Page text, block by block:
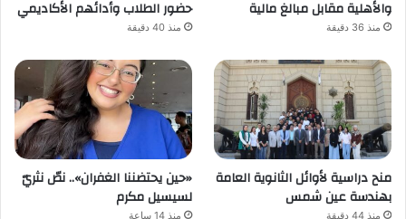
والأهلية مقابل مبالغ مالية
منذ 36 دقيقة
حضور الطلاب وأدائهم الأكاديمي
منذ 40 دقيقة
منح دراسية لأوائل الثانوية العامة
بهندسة عين شمس
منذ 44 دقيقة
«حين يحتضننا الغفران».. نصّ نثريّ
لسيسيل مكرم
منذ 14 ساعة